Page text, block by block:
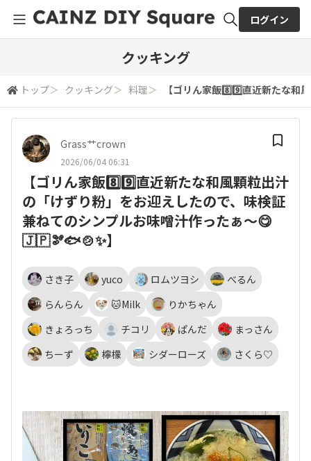
検索
ログイン
クッキング
トップ＞ クッキング＞ 料理＞ 【ゴリん家飯8️⃣9️⃣直近新たな
Grass艹crown
2026/06/04 06:31
【ゴリん家飯8️⃣9️⃣直近新たな和風顆粒出汁
の「けずり粉」をお迎えしたので、味検証
兼ねてのシンプルお味噌汁作ったぁ〜😋
🇯🇵🫘🐟🍲✨】
さき子 yuco ロムツヨシ
べるん
らんらん
🐱Milk
りかちゃん
きょろっち
チコリ ぱんだ
まっさん
ちーず
檸檬 シダーローズ さくら♡